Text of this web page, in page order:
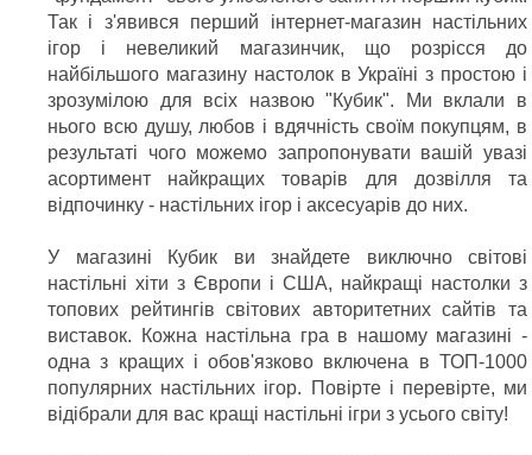
Так і з'явився перший інтернет-магазин настільних
ігор і невеликий магазинчик, що розрісся до
найбільшого магазину настолок в Україні з простою і
зрозумілою для всіх назвою "Кубик". Ми вклали в
нього всю душу, любов і вдячність своїм покупцям, в
результаті чого можемо запропонувати вашій увазі
асортимент найкращих товарів для дозвілля та
відпочинку - настільних ігор і аксесуарів до них.
У магазині Кубик ви знайдете виключно світові
настільні хіти з Європи і США, найкращі настолки з
топових рейтингів світових авторитетних сайтів та
виставок. Кожна настільна гра в нашому магазині -
одна з кращих і обов'язково включена в ТОП-1000
популярних настільних ігор. Повірте і перевірте, ми
відібрали для вас кращі настільні ігри з усього світу!